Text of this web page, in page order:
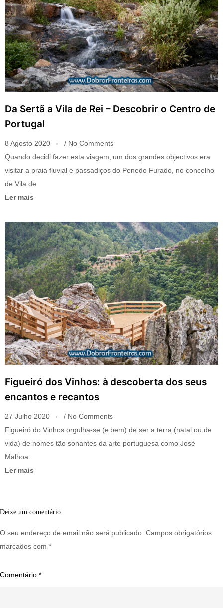
Da Sertã a Vila de Rei – Descobrir o Centro de
Portugal
8 Agosto 2020
No Comments
Quando decidi fazer esta viagem, um dos grandes objectivos era
visitar a praia fluvial e passadiços do Penedo Furado, no concelho
de Vila de
Ler mais
Figueiró dos Vinhos: à descoberta dos seus
encantos e recantos
27 Julho 2020
No Comments
Figueiró do Vinhos orgulha-se (e bem) de ser a terra (natal ou de
vida) de nomes tão sonantes da arte portuguesa como José
Malhoa
Ler mais
Deixe um comentário
O seu endereço de email não será publicado. Campos obrigatórios
marcados com *
Comentário *